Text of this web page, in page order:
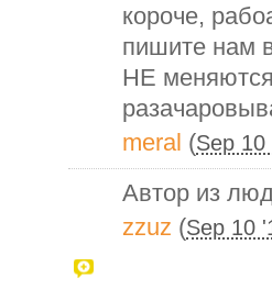
короче,
пишите нам
НЕ
meral (Sep 10
Автор из
zzuz (Sep 10